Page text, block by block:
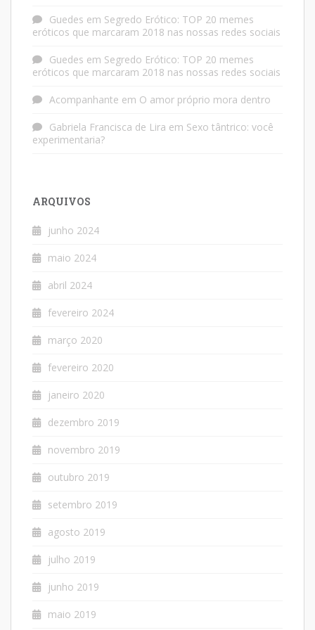
Guedes em Segredo Erótico: TOP 20 memes
eróticos que marcaram 2018 nas nossas redes sociais
Guedes em Segredo Erótico: TOP 20 memes
eróticos que marcaram 2018 nas nossas redes sociais
Acompanhante em O amor próprio mora dentro
Gabriela Francisca de Lira em Sexo tântrico: você
experimentaria?
ARQUIVOS
junho 2024
maio 2024
abril 2024
fevereiro 2024
março 2020
fevereiro 2020
janeiro 2020
dezembro 2019
novembro 2019
outubro 2019
setembro 2019
agosto 2019
julho 2019
junho 2019
maio 2019